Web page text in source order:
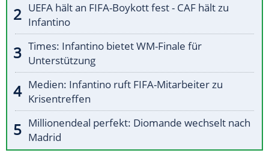
UEFA hält an FIFA-Boykott fest - CAF hält zu
Infantino
Times: Infantino bietet WM-Finale für
Unterstützung
Medien: Infantino ruft FIFA-Mitarbeiter zu
Krisentreffen
Millionendeal perfekt: Diomande wechselt nach
Madrid